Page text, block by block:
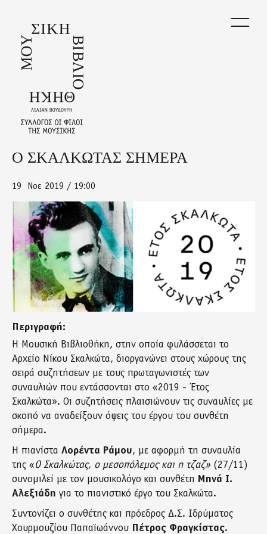
main
content
Back
top
Ο ΣΚΑΛΚΩΤΑΣ ΣΗΜΕΡΑ
19 Νοε 2019 / 19:00
Περιγραφή:
Η Μουσική Βιβλιοθήκη, στην οποία φυλάσσεται το
Αρχείο Νίκου Σκαλκώτα, διοργανώνει στους χώρους της
σειρά συζητήσεων με τους πρωταγωνιστές των
συναυλιών που εντάσσονται στο «2019 - Έτος
Σκαλκώτα». Οι συζητήσεις πλαισιώνουν τις συναυλίες με
σκοπό να αναδείξουν όψεις του έργου του συνθέτη
σήμερα.
Η πιανίστα Λορέντα Ράμου, με αφορμή τη συναυλία
της «Ο Σκαλκώτας, ο μεσοπόλεμος και η τζαζ» (27/11)
συνομιλεί με τον μουσικολόγο και συνθέτη Μηνά Ι.
Αλεξιάδη για το πιανιστικό έργο του Σκαλκώτα.
Συντονίζει ο συνθέτης και πρόεδρος Δ.Σ. Ιδρύματος
Χουρμουζίου Παπαϊωάννου Πέτρος Φραγκίστας.